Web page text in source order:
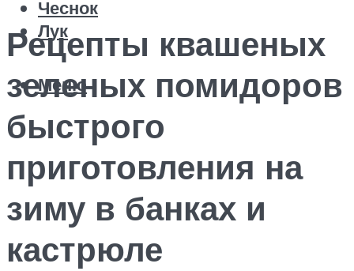
Чеснок
Лук
Меню
Рецепты квашеных
зеленых помидоров
быстрого
приготовления на
зиму в банках и
кастрюле